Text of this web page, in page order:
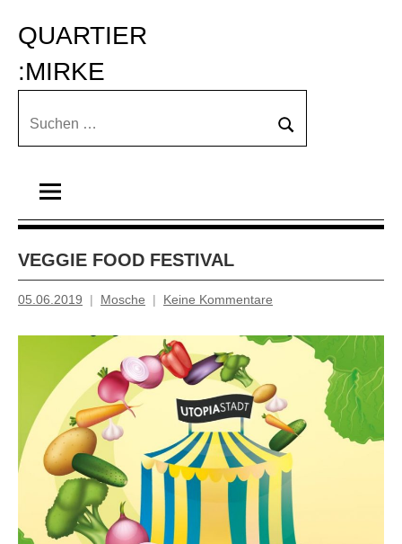
Inhalt
springen
QUARTIER
:MIRKE
Suchen
Suchen
VEGGIE FOOD FESTIVAL
05.06.2019 Mosche Keine Kommentare